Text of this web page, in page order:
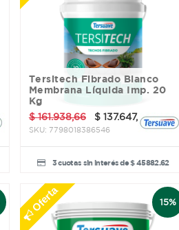
Tersitech Fibrado Blanco
Membrana Líquida Imp. 20
Kg
$161.938,66 $ 137.647,86
SKU: 7798018386546
3 cuotas sin interés de $ 45882.62
15%
Oferta